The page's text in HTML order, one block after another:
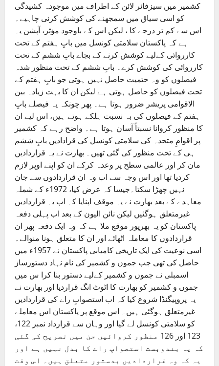
کشمیر میں سیزفائر لائن کے اطراف میں موجودہ کشیدگی
کو اسی سیاق میں سمجھنے کی کوشش کرنی چاہیے۔
اس سے کم تر درجے کا ، لیکن اس کے باوجود مؤثر، آپشن یہ
ہے کہ پاکستان سلامتی کونسل میں بابِ ہفتم کے تحت
کارروائی کےلیے کوشش کرنے کے بجاے بابِ ششم کے تحت
کارروائی کی کوشش کرے۔ بابِ ششم کے تحت منظور شدہ
فیصلوں کو وہ حتمیت حاصل نہیں ہوتی جو بابِ ہفتم کے
تحت فیصلوں کو حاصل ہوتی ہے لیکن ان کا بہت زیادہ بین
الاقوامی پریشر ضرور ہوتا ہے۔ پھر چونکہ یہ فیصلے بابِ
ہفتم کے فیصلوں کی بہ نسبت ہلکے ہوتے ہیں، اس لیے ان
کا منظور کروانا نسبتاً آسان ہوتا ہے۔ واضح رہے کہ کشمیر
پر اقوامِ متحدہ کی سلامتی کونسل کی قرادادیں بابِ ششم
ہی کے تحت منظور کی گئی تھیں۔ بھارت نے یہ قراردادیں
مان کر اور عالمی سطح پر وعدہ کرکے ان کو اپنے اوپر لازم
کردیا تھا اور اس وجہ سے اب وہ ان قراردادوں سے جان
نہیں چھڑا سکتا۔جیسا کہ عرض کیا، 1972ء کے شملہ
معاہدے کے بعد بھارت نے یہ موقف اپنایا کہ اب یہ قراردادیں
غیرمتعلق ہوگئیں لیکن نائن الیون کے بعد اب پہلی دفعہ
پاکستان کو یہ بھرپور موقع ملا ہے کہ وہ ایک دفعہ پھر ان
قراردادوں کا معاملہ اٹھائے اور ان کا متعلق ہونا منوالے۔
اسی نوعیت کی ایک تاریخی کامیابی پاکستان نے 1957ء میں
حاصل کی تھی جب جموں و کشمیر کی نام نہاد دستورساز
اسمبلی نے جموں و کشمیر کےلیے دستور بنا کرا س میں
جموں و کشمیر کو بھارت کا اٹوٹ انگ قراردیا اور بھارت نے
یہ پروپیگنڈا شروع کیا کہ اب استصوابِ راے کی قراردادیں
غیرمتعلق ہوگئی ہیں۔ اس موقع پر پاکستان اس معاملے
کو سلامتی کونسل لے گیا اور وہاں سے قرارداد نمبر 122،
123 اور 126 منظور کروائیں جن میں تصریح کی گئی
کہ یہ بندوبست استصوابِ راے کا بدل نہیں ہے اور
یہ کہ وہ قراردادیں بدستور متعلق ہیں۔ اس وقت